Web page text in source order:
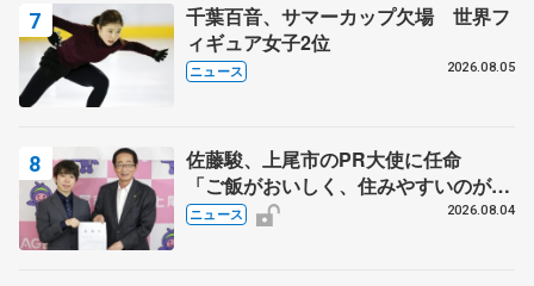
千葉百音、サマーカップ欠場 世界フ
ィギュア女子2位
ニュース 2026.08.05
佐藤駿、上尾市のPR大使に任命
「ご飯がおいしく、住みやすいのが魅
力」
ニュース 2026.08.04